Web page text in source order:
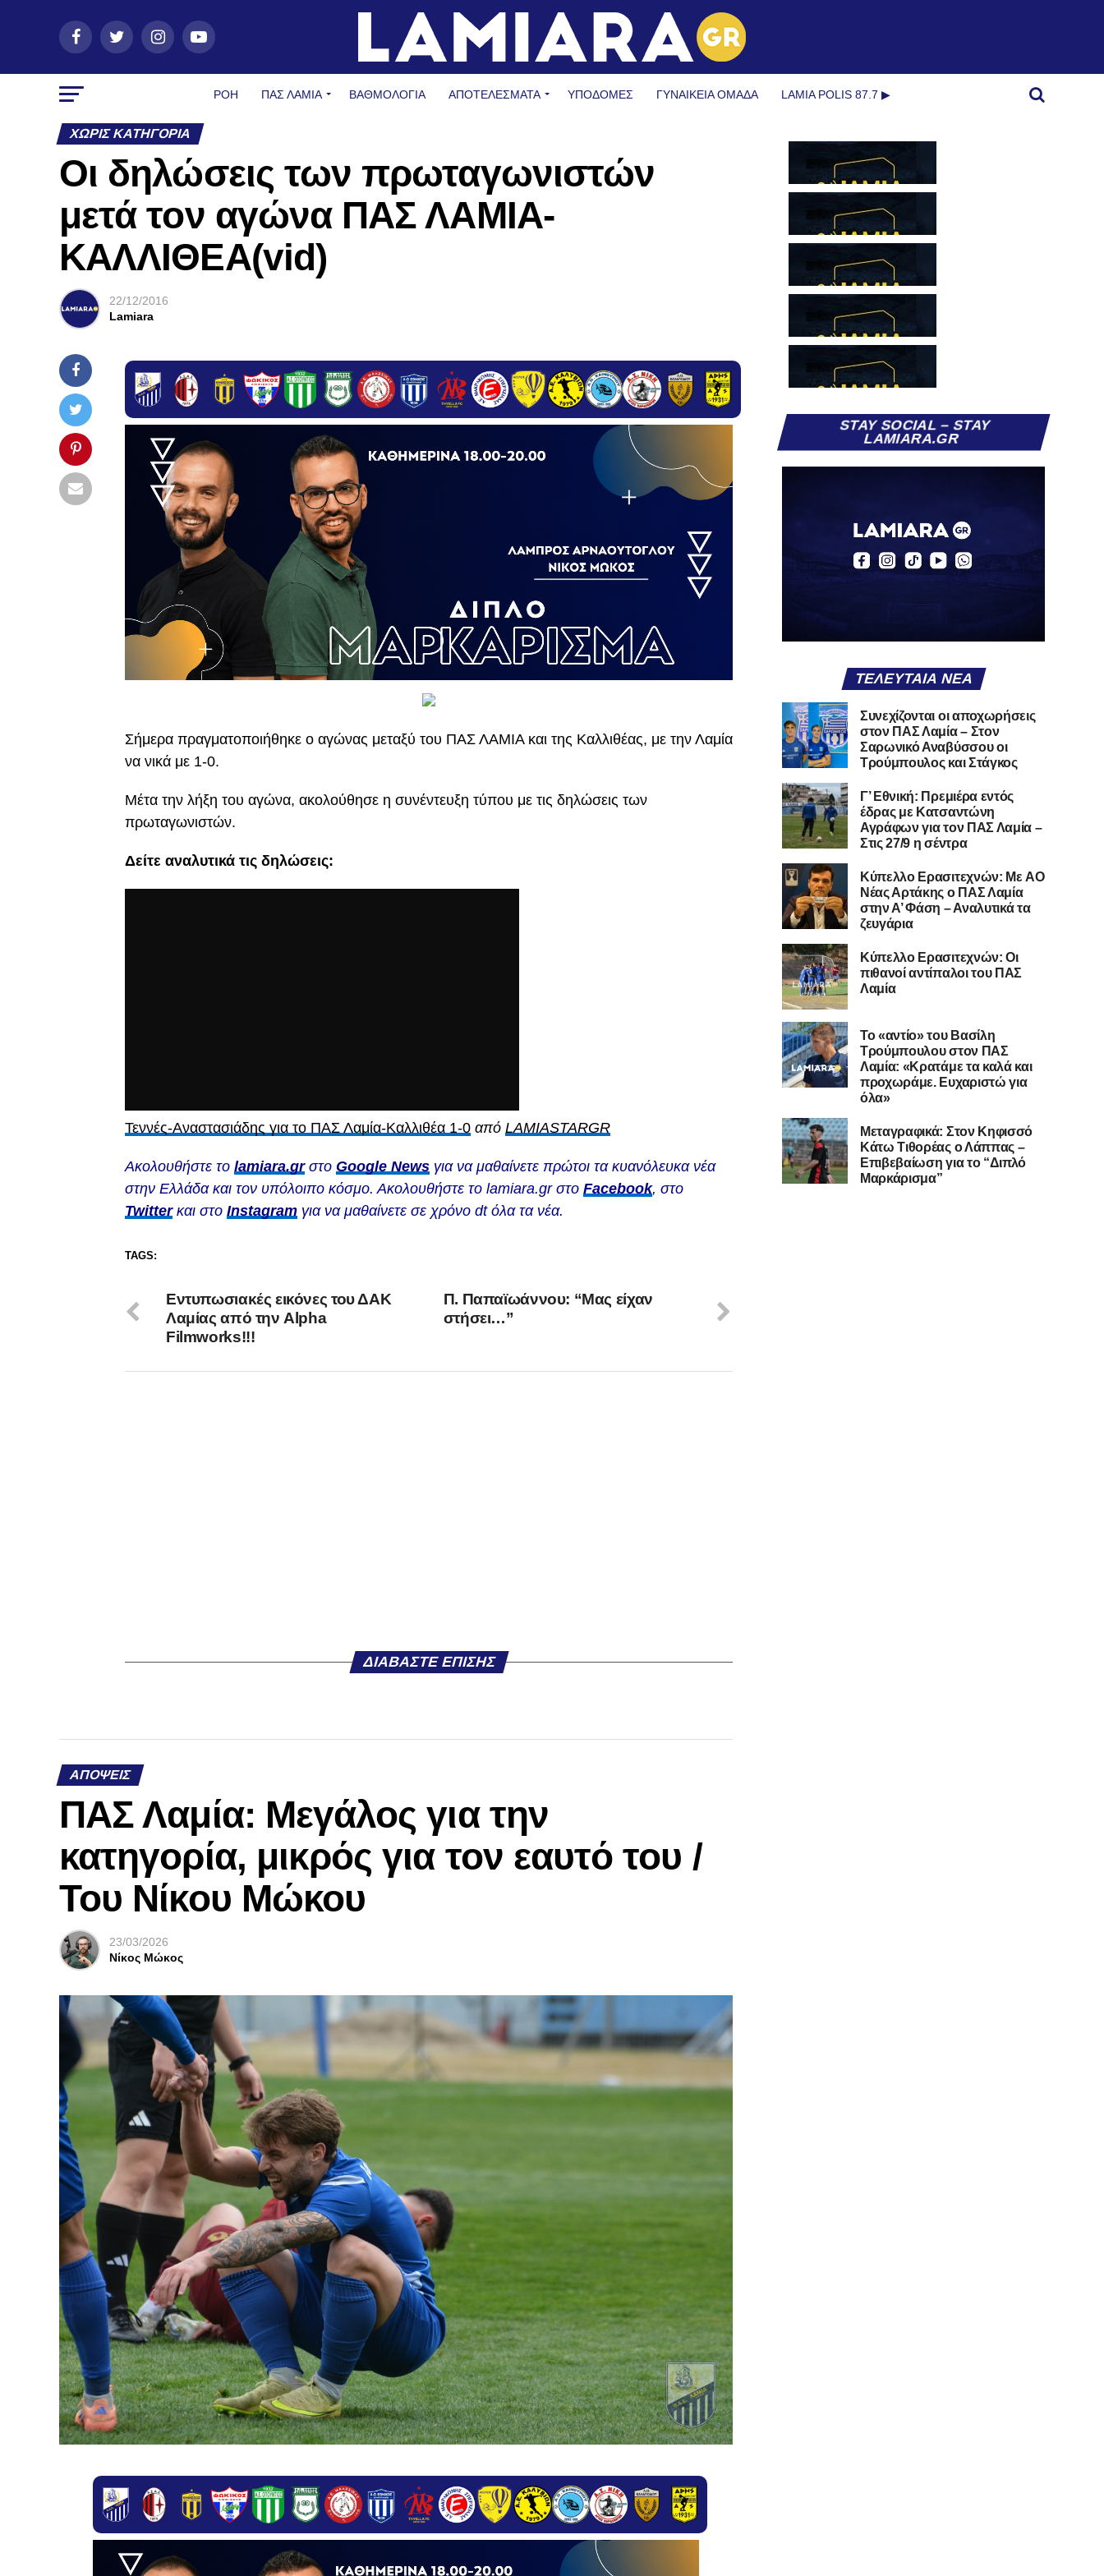
ΡΟΗ ΠΑΣ ΛΑΜΊΑ ΒΑΘΜΟΛΟΓΙΑ ΑΠΟΤΕΛΕΣΜΑΤΑ ΥΠΟΔΟΜΈΣ ΓΥΝΑΙΚΕΊΑ ΟΜΆΔΑ LAMIA POLIS 87.7 ▶︎
ΧΩΡΊΣ ΚΑΤΗΓΟΡΊΑ
Οι δηλώσεις των πρωταγωνιστών
μετά τον αγώνα ΠΑΣ ΛΑΜΙΑ-
ΚΑΛΛΙΘΕΑ(vid)
22/12/2016
Lamiara
Σήμερα πραγματοποιήθηκε ο αγώνας μεταξύ του ΠΑΣ ΛΑΜΙΑ και της Καλλιθέας, με την Λαμία
να νικά με 1-0.
Μέτα την λήξη του αγώνα, ακολούθησε η συνέντευξη τύπου με τις δηλώσεις των
πρωταγωνιστών.
Δείτε αναλυτικά τις δηλώσεις:
Τεννές-Αναστασιάδης για το ΠΑΣ Λαμία-Καλλιθέα 1-0 από LAMIASTARGR
Ακολουθήστε το lamiara.grστο Google News για να μαθαίνετε πρώτοι τα κυανόλευκα νέα
στην Ελλάδα και τον υπόλοιπο κόσμο. Ακολουθήστε το lamiara.gr στο Facebook, στο
Twitterκαι στο Instagram για να μαθαίνετε σε χρόνο dt όλα τα νέα.
TAGS:
Π. Παπαϊωάννου: “Μας είχαν
στήσει…”
Eντυπωσιακές εικόνες του ΔΑΚ
Λαμίας από την Alpha
Filmworks!!!
ΔΙΑΒΆΣΤΕ ΕΠΊΣΗΣ
ΑΠΌΨΕΙΣ
ΠΑΣ Λαμία: Μεγάλος για την
κατηγορία, μικρός για τον εαυτό του /
Του Νίκου Μώκου
23/03/2026
Νίκος Μώκος
STAY SOCIAL – STAY
LAMIARA.GR
ΤΕΛΕΥΤΑΊΑ ΝΈΑ
Συνεχίζονται οι αποχωρήσεις
στον ΠΑΣ Λαμία – Στον
Σαρωνικό Αναβύσσου οι
Τρούμπουλος και Στάγκος
Γ’ Εθνική: Πρεμιέρα εντός
έδρας με Κατσαντώνη
Αγράφων για τον ΠΑΣ Λαμία –
Στις 27/9 η σέντρα
Kύπελλο Ερασιτεχνών: Με AO
Nέας Αρτάκης ο ΠΑΣ Λαμία
στην Α’ Φάση – Αναλυτικά τα
ζευγάρια
Κύπελλο Ερασιτεχνών: Οι
πιθανοί αντίπαλοι του ΠΑΣ
Λαμία
Το «αντίο» του Βασίλη
Τρούμπουλου στον ΠΑΣ
Λαμία: «Κρατάμε τα καλά και
προχωράμε. Ευχαριστώ για
όλα»
Μεταγραφικά: Στον Κηφισσό
Κάτω Τιθορέας ο Λάππας –
Επιβεβαίωση για το “Διπλό
Μαρκάρισμα”